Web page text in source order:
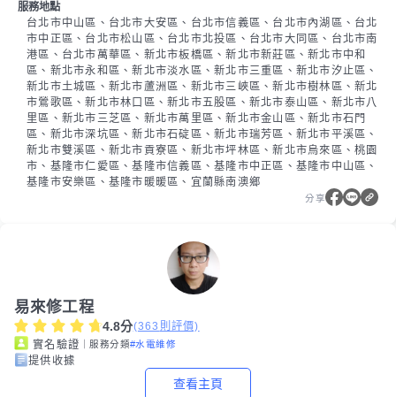
服務地點
台北市中山區、台北市大安區、台北市信義區、台北市內湖區、台北
市中正區、台北市松山區、台北市北投區、台北市大同區、台北市南
港區、台北市萬華區、新北市板橋區、新北市新莊區、新北市中和
區、新北市永和區、新北市淡水區、新北市三重區、新北市汐止區、
新北市土城區、新北市蘆洲區、新北市三峽區、新北市樹林區、新北
市鶯歌區、新北市林口區、新北市五股區、新北市泰山區、新北市八
里區、新北市三芝區、新北市萬里區、新北市金山區、新北市石門
區、新北市深坑區、新北市石碇區、新北市瑞芳區、新北市平溪區、
新北市雙溪區、新北市貢寮區、新北市坪林區、新北市烏來區、桃園
市、基隆市仁愛區、基隆市信義區、基隆市中正區、基隆市中山區、
基隆市安樂區、基隆市暖暖區、宜蘭縣南澳鄉
分享
易來修工程
4.8分(363 則評價)
實名驗證 ｜服務分類#水電維修
提供收據
查看主頁